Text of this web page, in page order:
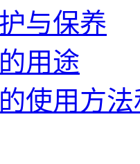
与保养
用途
使用方